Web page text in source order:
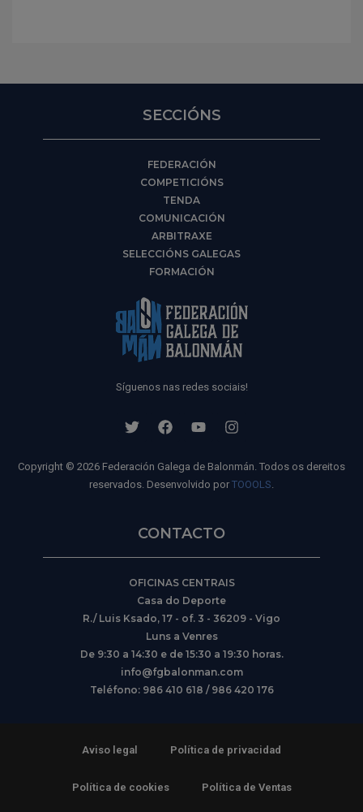
SECCIÓNS
FEDERACIÓN
COMPETICIÓNS
TENDA
COMUNICACIÓN
ARBITRAXE
SELECCIÓNS GALEGAS
FORMACIÓN
Síguenos nas redes sociais!
Copyright © 2026 Federación Galega de Balonmán. Todos os dereitos
reservados. Desenvolvido por TOOOLS.
CONTACTO
OFICINAS CENTRAIS
Casa do Deporte
R./ Luis Ksado, 17 - of. 3 - 36209 - Vigo
Luns a Venres
De 9:30 a 14:30 e de 15:30 a 19:30 horas.
info@fgbalonman.com
Teléfono: 986 410 618 / 986 420 176
Aviso legal Política de privacidad
Política de cookies Política de Ventas